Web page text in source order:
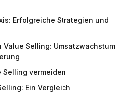
Erfolgreiche Strategien und
Value Selling: Umsatzwachstum
Selling vermeiden
Ein Vergleich